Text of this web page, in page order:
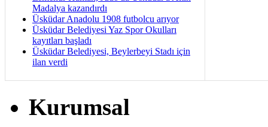
Madalya kazandırdı
Üsküdar Anadolu 1908 futbolcu arıyor
Üsküdar Belediyesi Yaz Spor Okulları
kayıtları başladı
Üsküdar Belediyesi, Beylerbeyi Stadı için
ilan verdi
Kurumsal